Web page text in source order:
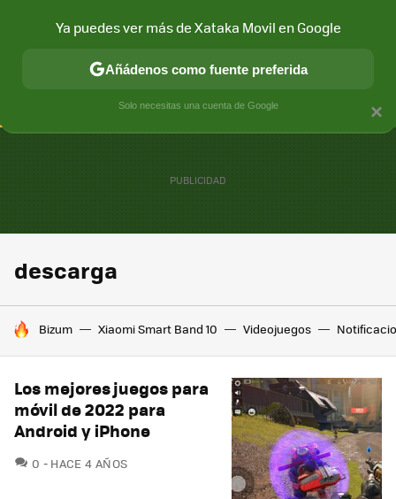
CONECTIVIDAD MÓVIL Y SOCIEDAD APLICACIONES
descarga
HOY SE HABLA DE
Bizum Xiaomi Smart Band 10 Videojuegos
Los mejores juegos para
móvil de 2022 para
Android y iPhone
0 COMENTARIOS
HACE 4 AÑOS
×
Ya puedes ver más de Xataka Movil en Google
Añádenos como fuente preferida
Solo necesitas una cuenta de Google